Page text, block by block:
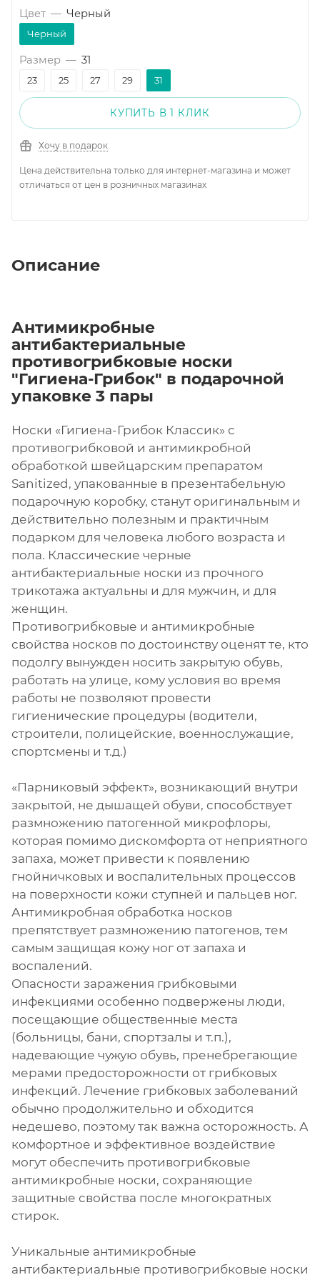
Цвет — Черный
Черный
Размер — 31
23 25 27 29 31
КУПИТЬ В 1 КЛИК
Хочу в подарок
Цена действительна только для интернет-магазина и может
отличаться от цен в розничных магазинах
Описание
Антимикробные
антибактериальные
противогрибковые носки
"Гигиена-Грибок" в подарочной
упаковке 3 пары
Носки «Гигиена-Грибок Классик» с
противогрибковой и антимикробной
обработкой швейцарским препаратом
Sanitized, упакованные в презентабельную
подарочную коробку, станут оригинальным и
действительно полезным и практичным
подарком для человека любого возраста и
пола. Классические черные
антибактериальные носки из прочного
трикотажа актуальны и для мужчин, и для
женщин.
Противогрибковые и антимикробные
свойства носков по достоинству оценят те, кто
подолгу вынужден носить закрытую обувь,
работать на улице, кому условия во время
работы не позволяют провести
гигиенические процедуры (водители,
строители, полицейские, военнослужащие,
спортсмены и т.д.)
«Парниковый эффект», возникающий внутри
закрытой, не дышащей обуви, способствует
размножению патогенной микрофлоры,
которая помимо дискомфорта от неприятного
запаха, может привести к появлению
гнойничковых и воспалительных процессов
на поверхности кожи ступней и пальцев ног.
Антимикробная обработка носков
препятствует размножению патогенов, тем
самым защищая кожу ног от запаха и
воспалений.
Опасности заражения грибковыми
инфекциями особенно подвержены люди,
посещающие общественные места
(больницы, бани, спортзалы и т.п.),
надевающие чужую обувь, пренебрегающие
мерами предосторожности от грибковых
инфекций. Лечение грибковых заболеваний
обычно продолжительно и обходится
недешево, поэтому так важна осторожность. А
комфортное и эффективное воздействие
могут обеспечить противогрибковые
антимикробные носки, сохраняющие
защитные свойства после многократных
стирок.
Уникальные антимикробные
антибактериальные противогрибковые носки